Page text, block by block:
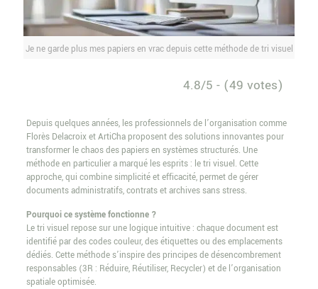
Je ne garde plus mes papiers en vrac depuis cette méthode de tri visuel
4.8/5 - (49 votes)
Depuis quelques années, les professionnels de l’organisation comme
Florès Delacroix et ArtiCha proposent des solutions innovantes pour
transformer le chaos des papiers en systèmes structurés. Une
méthode en particulier a marqué les esprits : le tri visuel. Cette
approche, qui combine simplicité et efficacité, permet de gérer
documents administratifs, contrats et archives sans stress.
Pourquoi ce système fonctionne ?
Le tri visuel repose sur une logique intuitive : chaque document est
identifié par des codes couleur, des étiquettes ou des emplacements
dédiés. Cette méthode s’inspire des principes de désencombrement
responsables (3R : Réduire, Réutiliser, Recycler) et de l’organisation
spatiale optimisée.